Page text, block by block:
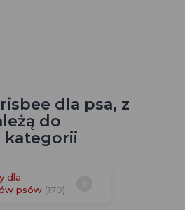
dla psa, z
do
kategorii
dla
psów (170)